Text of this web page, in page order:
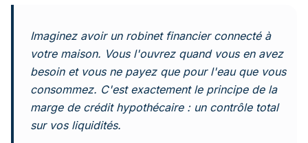
Imaginez avoir un robinet financier connecté à
votre maison. Vous l'ouvrez quand vous en avez
besoin et vous ne payez que pour l'eau que vous
consommez. C'est exactement le principe de la
marge de crédit hypothécaire : un contrôle total
sur vos liquidités.